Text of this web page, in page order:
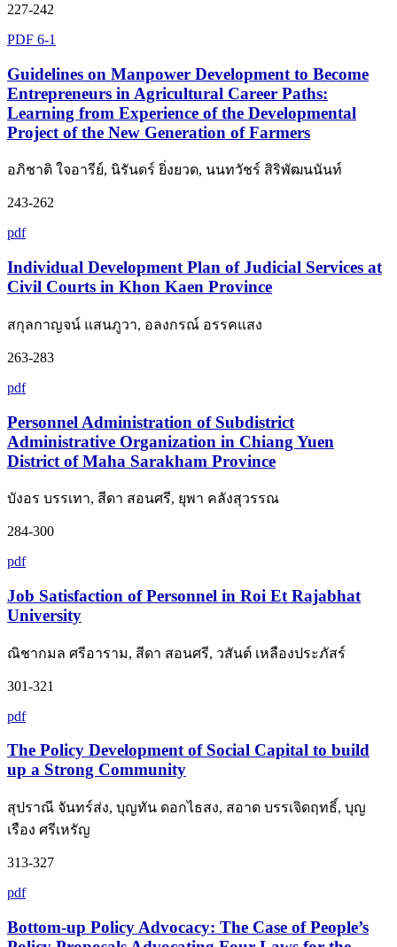
227-242
PDF 6-1
Guidelines on Manpower Development to Become
Entrepreneurs in Agricultural Career Paths:
Learning from Experience of the Developmental
Project of the New Generation of Farmers
อภิชาติ ใจอารีย์, นิรันดร์ ยิ่งยวด, นนทวัชร์ สิริพัฒนนันท์
243-262
pdf
Individual Development Plan of Judicial Services at
Civil Courts in Khon Kaen Province
สกุลกาญจน์ แสนภูวา, อลงกรณ์ อรรคแสง
263-283
pdf
Personnel Administration of Subdistrict
Administrative Organization in Chiang Yuen
District of Maha Sarakham Province
บังอร บรรเทา, สีดา สอนศรี, ยุพา คลังสุวรรณ
284-300
pdf
Job Satisfaction of Personnel in Roi Et Rajabhat
University
ณิชากมล ศรีอาราม, สีดา สอนศรี, วสันต์ เหลืองประภัสร์
301-321
pdf
The Policy Development of Social Capital to build
up a Strong Community
สุปราณี จันทร์ส่ง, บุญทัน ดอกไธสง, สอาด บรรเจิดฤทธิ์, บุญ
เรือง ศรีเหรัญ
313-327
pdf
Bottom-up Policy Advocacy: The Case of People’s